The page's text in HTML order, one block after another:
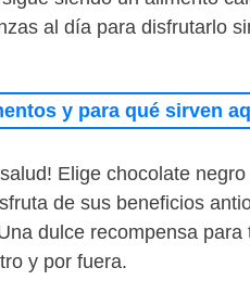
al día para disfrutarlo
y para qué sirven
Elige chocolate
de sus beneficios
dulce recompensa para
y por fuera.